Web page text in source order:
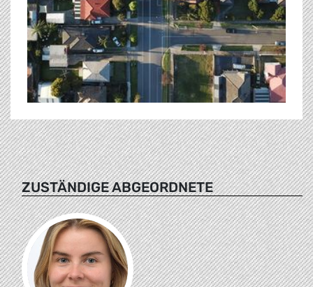
ZUSTÄNDIGE ABGEORDNETE